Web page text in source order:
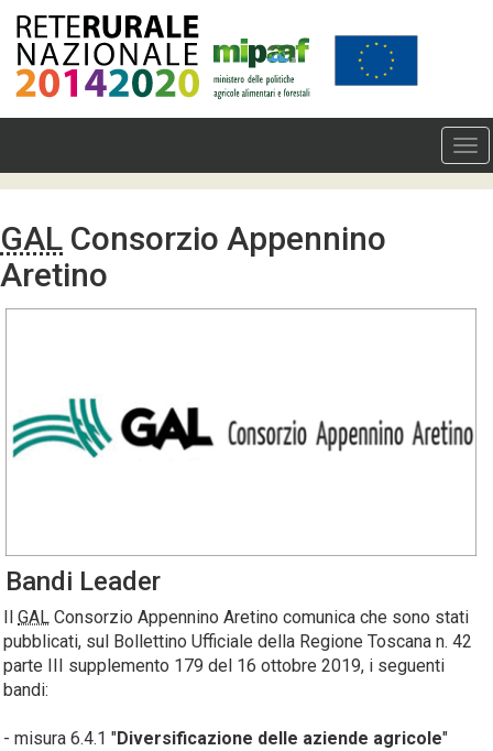
GAL Consorzio Appennino
Aretino
Bandi Leader
GAL Consorzio Appennino Aretino comunica che sono stati
pubblicati, sul Bollettino Ufficiale della Regione Toscana n. 42
parte III supplemento 179 del 16 ottobre 2019, i seguenti
bandi:
- misura 6.4.1 "Diversificazione delle aziende agricole"